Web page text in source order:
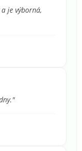
je výborná,